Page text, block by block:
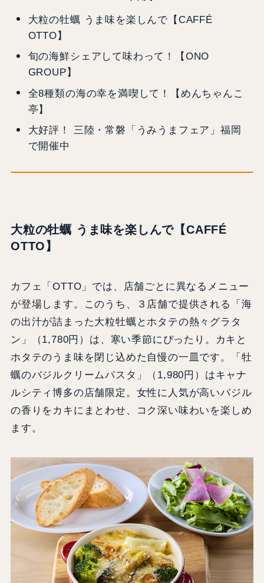
大粒の牡蠣 うま味を楽しんで【CAFFÉ
OTTO】
旬の海鮮シェアして味わって！【ONO
GROUP】
全8種類の海の幸を満喫して！【めんちゃんこ
亭】
大好評！ 三陸・常磐「うみうまフェア」福岡
で開催中
大粒の牡蠣 うま味を楽しんで【CAFFÉ
OTTO】
カフェ「OTTO」では、店舗ごとに異なるメニュー
が登場します。このうち、３店舗で提供される「海
の出汁が詰まった大粒牡蠣とホタテの熱々グラタ
ン」（1,780円）は、寒い季節にぴったり。カキと
ホタテのうま味を閉じ込めた自慢の一皿です。「牡
蠣のバジルクリームパスタ」（1,980円）はキャナ
ルシティ博多の店舗限定。女性に人気が高いバジル
の香りをカキにまとわせ、コク深い味わいを楽しめ
ます。